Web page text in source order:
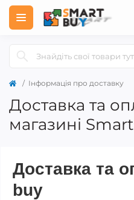
Інформація про доставку
Доставка та
магазині
Доставка та
buy